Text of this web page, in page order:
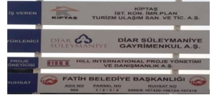
M. Şevket Atalay
Nüfus ve Seçmen sayıları tutarsızlığı
Misafir Yazar
Yapay zekâ platformlarında ebeveyn
kontrolü sağlamak